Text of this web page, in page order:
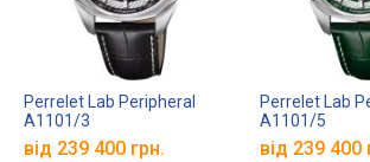
Perrelet Lab Peripheral
A1101/3
від 239 400 грн.
Perrelet Lab
A1101/5
від 239 400